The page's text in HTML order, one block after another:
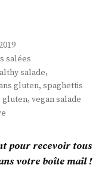
salées
salade,
gluten, spaghettis
gluten, vegan salade
! pour recevoir tous
votre boîte mail !